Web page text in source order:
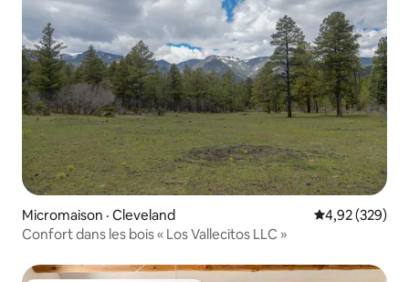
Micromaison · Cleveland Note
4,92 (329)
Confort dans les bois « Los Vallecitos LLC »